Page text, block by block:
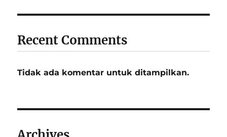
Recent Comments
Tidak ada komentar untuk ditampilkan.